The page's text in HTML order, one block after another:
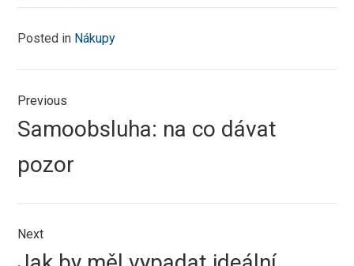
Posted in Nákupy
pro
příspěvek
Previous
Previous
post:
Samoobsluha: na co dávat
pozor
Next
Next